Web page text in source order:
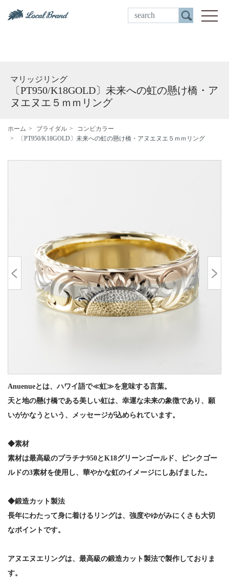
ご来店予約
マリッジリング
〔PT950/K18GOLD〕未来への虹の懸け橋・ア
ヌエヌエ５ｍｍリング
ホーム ブライダル
コンビカラー
〔PT950/K18GOLD〕未来への虹の懸け橋・アヌエヌエ５ｍｍリング
Anuenueとは、ハワイ語で≪虹≫を意味する言葉。
天と地の懸け橋である美しい虹は、幸運な未来の象徴であり、願
いがかなうという、メッセージが込められています。
◆素材
素材は最高級のプラチナ950とK18グリーンゴールド、ピンクゴー
ルドの3素材を使用し、華やかな虹のイメージにしあげました。
◆鍛造カット製法
長年にわたって身に着けるリングは、強度やゆがみにくさも大切
なポイントです。
アヌエヌエリングは、最高級の鍛造カット製法で製作しておりま
す。